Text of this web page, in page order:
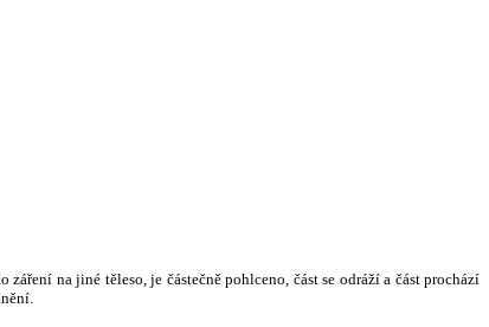
na jiné těleso, je částečně pohlceno, část se odráží a část prochází